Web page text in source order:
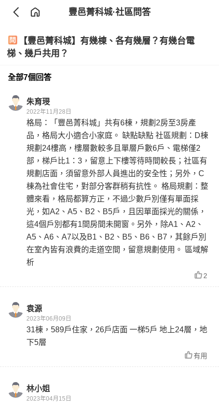
豐邑菁科城·社區問答
【豐邑菁科城】有幾棟、各有幾層？有幾台電
梯、幾戶共用？
全部7個回答
朱育琝
2022年11月28日
格局：「豐邑菁科城」共有6棟，規劃2房至3房產
品，格局大小適合小家庭。 缺點缺點 社區規劃：D棟
規劃24樓高，樓層數較多且單層戶數6戶、電梯僅2
部，梯戶比1：3，留意上下樓等待時間較長；社區有
規劃店面，須留意外部人員進出的安全性；另外，C
棟為社會住宅，對部分客群稍有抗性。 格局規劃：整
體來看，格局都算方正，不過少數戶別僅有單面採
光，如A2、A5、B2、B5戶，且因單面採光的關係，
這4個戶別都有1間房間未開窗。另外，除A1、A2、
A5、A6、A7以及B1、B2、B5、B6、B7，其餘戶別
在室內皆有浪費的走道空間，留意規劃使用。 區域解
析
2
袁源
2023年06月09日
31棟，589戶住家，26戶店面 一梯5戶 地上24層，地
下5層
有用
林小姐
2023年04月15日